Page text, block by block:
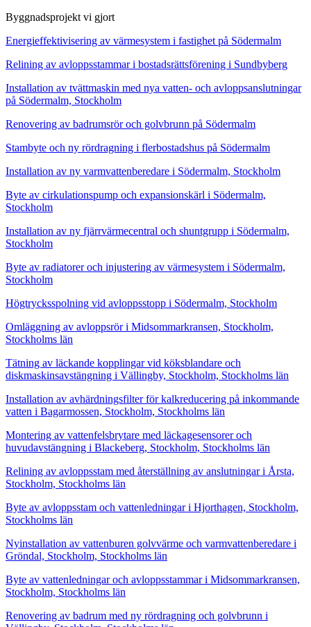
Byggnadsprojekt vi gjort
Energieffektivisering av värmesystem i fastighet på Södermalm
Relining av avloppsstammar i bostadsrättsförening i Sundbyberg
Installation av tvättmaskin med nya vatten- och avloppsanslutningar
på Södermalm, Stockholm
Renovering av badrumsrör och golvbrunn på Södermalm
Stambyte och ny rördragning i flerbostadshus på Södermalm
Installation av ny varmvattenberedare i Södermalm, Stockholm
Byte av cirkulationspump och expansionskärl i Södermalm,
Stockholm
Installation av ny fjärrvärmecentral och shuntgrupp i Södermalm,
Stockholm
Byte av radiatorer och injustering av värmesystem i Södermalm,
Stockholm
Högtrycksspolning vid avloppsstopp i Södermalm, Stockholm
Omläggning av avloppsrör i Midsommarkransen, Stockholm,
Stockholms län
Tätning av läckande kopplingar vid köksblandare och
diskmaskinsavstängning i Vällingby, Stockholm, Stockholms län
Installation av avhärdningsfilter för kalkreducering på inkommande
vatten i Bagarmossen, Stockholm, Stockholms län
Montering av vattenfelsbrytare med läckagesensorer och
huvudavstängning i Blackeberg, Stockholm, Stockholms län
Relining av avloppsstam med återställning av anslutningar i Årsta,
Stockholm, Stockholms län
Byte av avloppsstam och vattenledningar i Hjorthagen, Stockholm,
Stockholms län
Nyinstallation av vattenburen golvvärme och varmvattenberedare i
Gröndal, Stockholm, Stockholms län
Byte av vattenledningar och avloppsstammar i Midsommarkransen,
Stockholm, Stockholms län
Renovering av badrum med ny rördragning och golvbrunn i